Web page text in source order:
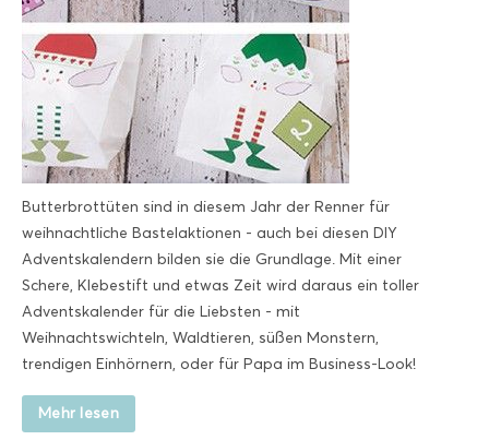
Butterbrottüten sind in diesem Jahr der Renner für
weihnachtliche Bastelaktionen - auch bei diesen DIY
Adventskalendern bilden sie die Grundlage. Mit einer
Schere, Klebestift und etwas Zeit wird daraus ein toller
Adventskalender für die Liebsten - mit
Weihnachtswichteln, Waldtieren, süßen Monstern,
trendigen Einhörnern, oder für Papa im Business-Look!
Mehr lesen